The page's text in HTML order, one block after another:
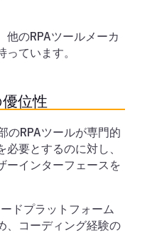
他のRPAツールメーカ
ています。
位性
RPAツールが専門的
要とするのに対し、
ーインターフェースを
ドプラットフォーム
、コーディング経験の